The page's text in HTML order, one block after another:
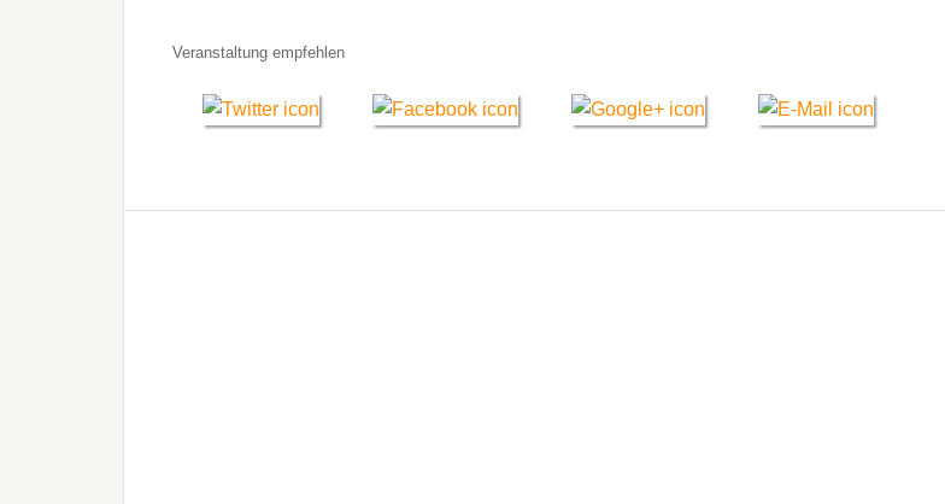
Veranstaltung empfehlen